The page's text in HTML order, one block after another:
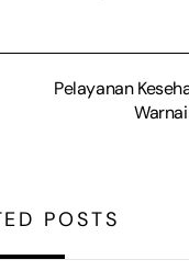
Pelayanan
POSTS